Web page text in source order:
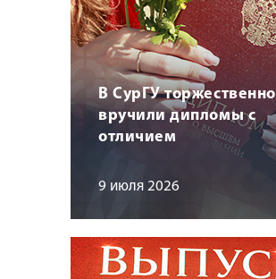
В СурГУ торжественно
вручили дипломы с
отличием
9 июля 2026